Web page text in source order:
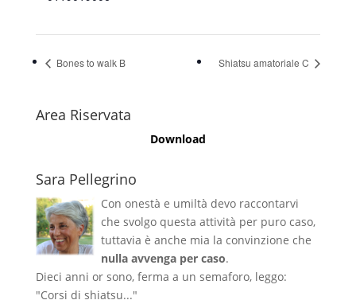
Bones to walk B Shiatsu amatoriale C
Area Riservata
Download
Sara Pellegrino
Con onestà e umiltà devo raccontarvi
che svolgo questa attività per puro caso,
tuttavia è anche mia la convinzione che
nulla avvenga per caso.
Dieci anni or sono, ferma a un semaforo, leggo:
"Corsi di shiatsu..."